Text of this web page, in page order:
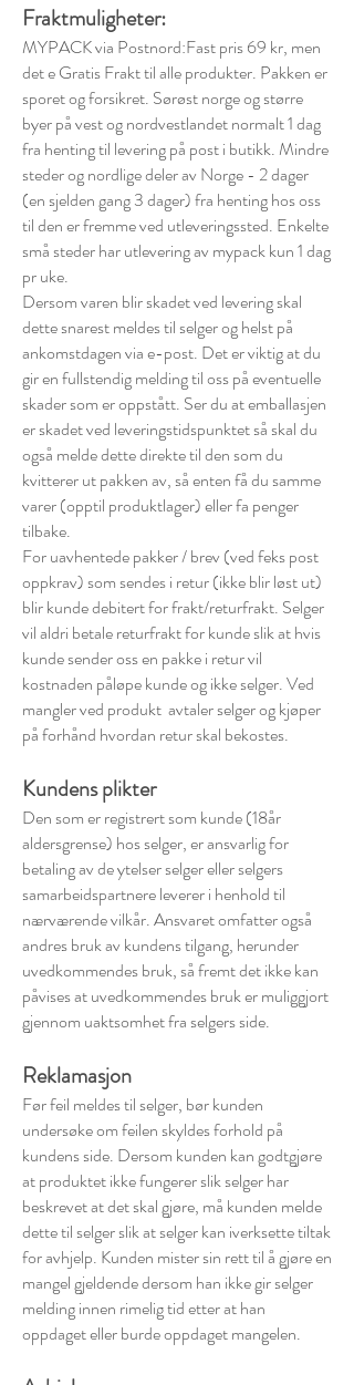
Fraktmuligheter:
MYPACK via Postnord:Fast pris 69 kr, men
det e Gratis Frakt til alle produkter. Pakken er
sporet og forsikret. Sørøst norge og større
byer på vest og nordvestlandet normalt 1 dag
fra henting til levering på post i butikk. Mindre
steder og nordlige deler av Norge - 2 dager
(en sjelden gang 3 dager) fra henting hos oss
til den er fremme ved utleveringssted. Enkelte
små steder har utlevering av mypack kun 1 dag
pr uke.
Dersom varen blir skadet ved levering skal
dette snarest meldes til selger og helst på
ankomstdagen via e-post. Det er viktig at du
gir en fullstendig melding til oss på eventuelle
skader som er oppstått. Ser du at emballasjen
er skadet ved leveringstidspunktet så skal du
også melde dette direkte til den som du
kvitterer ut pakken av, så enten få du samme
varer (opptil produktlager) eller fa penger
tilbake.
For uavhentede pakker / brev (ved feks post
oppkrav) som sendes i retur (ikke blir løst ut)
blir kunde debitert for frakt/returfrakt. Selger
vil aldri betale returfrakt for kunde slik at hvis
kunde sender oss en pakke i retur vil
kostnaden påløpe kunde og ikke selger. Ved
mangler ved produkt avtaler selger og kjøper
på forhånd hvordan retur skal bekostes.
Kundens plikter
Den som er registrert som kunde (18år
aldersgrense) hos selger, er ansvarlig for
betaling av de ytelser selger eller selgers
samarbeidspartnere leverer i henhold til
nærværende vilkår. Ansvaret omfatter også
andres bruk av kundens tilgang, herunder
uvedkommendes bruk, så fremt det ikke kan
påvises at uvedkommendes bruk er muliggjort
gjennom uaktsomhet fra selgers side.
Reklamasjon
Før feil meldes til selger, bør kunden
undersøke om feilen skyldes forhold på
kundens side. Dersom kunden kan godtgjøre
at produktet ikke fungerer slik selger har
beskrevet at det skal gjøre, må kunden melde
dette til selger slik at selger kan iverksette tiltak
for avhjelp. Kunden mister sin rett til å gjøre en
mangel gjeldende dersom han ikke gir selger
melding innen rimelig tid etter at han
oppdaget eller burde oppdaget mangelen.